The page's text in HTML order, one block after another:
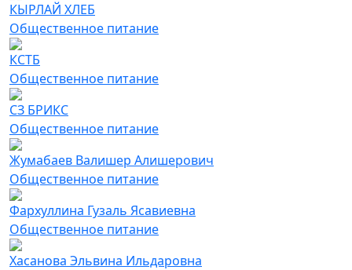
КЫРЛАЙ ХЛЕБ
Общественное питание
КСТБ
Общественное питание
СЗ БРИКС
Общественное питание
Жумабаев Валишер Алишерович
Общественное питание
Фархуллина Гузаль Ясавиевна
Общественное питание
Хасанова Эльвина Ильдаровна